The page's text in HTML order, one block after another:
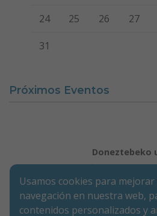
24 25 26 27
31
Próximos Eventos
Doneztebeko
Aviso de
Calle Mercaderes 9 | C.P.: 31740 |
(NAVARRA)
Usamos cookies para
navegación en nuestra web,
contenidos personalizados y